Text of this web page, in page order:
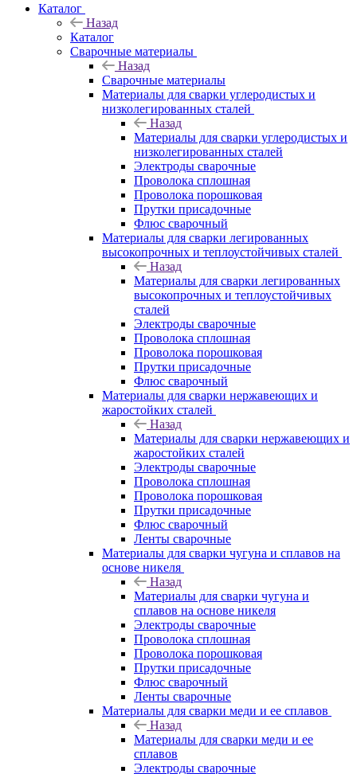
Каталог
Назад
Каталог
Сварочные материалы
Назад
Сварочные материалы
Материалы для сварки углеродистых и
низколегированных сталей
Назад
Материалы для сварки углеродистых и
низколегированных сталей
Электроды сварочные
Проволока сплошная
Проволока порошковая
Прутки присадочные
Флюс сварочный
Материалы для сварки легированных
высокопрочных и теплоустойчивых сталей
Назад
Материалы для сварки легированных
высокопрочных и теплоустойчивых
сталей
Электроды сварочные
Проволока сплошная
Проволока порошковая
Прутки присадочные
Флюс сварочный
Материалы для сварки нержавеющих и
жаростойких сталей
Назад
Материалы для сварки нержавеющих и
жаростойких сталей
Электроды сварочные
Проволока сплошная
Проволока порошковая
Прутки присадочные
Флюс сварочный
Ленты сварочные
Материалы для сварки чугуна и сплавов на
основе никеля
Назад
Материалы для сварки чугуна и
сплавов на основе никеля
Электроды сварочные
Проволока сплошная
Проволока порошковая
Прутки присадочные
Флюс сварочный
Ленты сварочные
Материалы для сварки меди и ее сплавов
Назад
Материалы для сварки меди и ее
сплавов
Электроды сварочные